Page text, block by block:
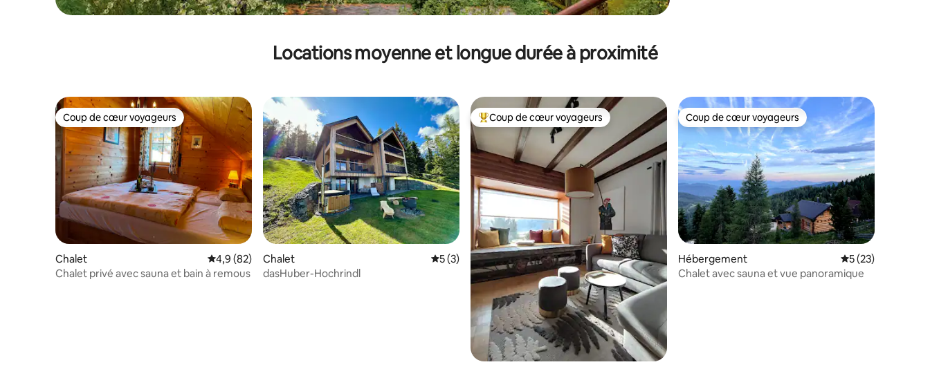
Locations moyenne et longue durée à proximité
Coup de cœur voyageurs
Coup de cœur voyageurs
Chalet Évaluation moyenne sur la base de 82 commentaires : 4,9 sur 5
4,9 (82)
Chalet privé avec sauna et bain à remous
Chalet Évaluation moyenne sur la base de 3 commentaires : 5 sur 5
5 (3)
dasHuber-Hochrindl
Coups de cœur voyageurs les plus appréciés
Coup de cœur voyageurs Coup de cœur voyageurs
Coup de cœur voyageurs
Hébergement Évaluation
5 (23)
Chalet avec sauna et vue panoramique